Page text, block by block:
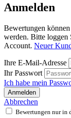
Anmelden
Bewertungen
werden. Bitte loggen
Account. Neuer
Ihre E-Mail-Adresse
Ihr Passwort
Ich habe mein
Anmelden
Abbrechen
Bewertungen nur in